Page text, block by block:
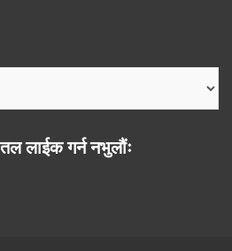
तल लाईक गर्न नभुलौंः